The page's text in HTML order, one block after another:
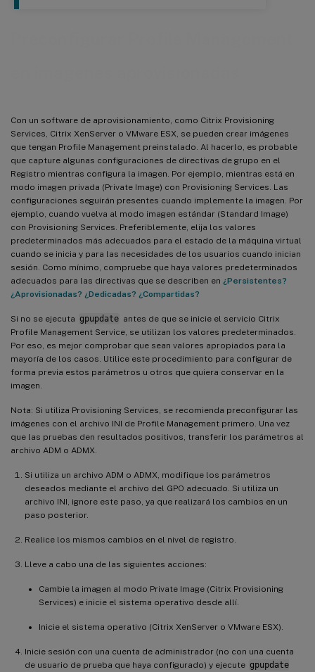
Con un software de aprovisionamiento, como Citrix Provisioning
Services, Citrix XenServer o VMware ESX, se pueden crear imágenes
que tengan Profile Management preinstalado. Al hacerlo, es probable
que capture algunas configuraciones de directivas de grupo en el
Registro mientras configura la imagen. Por ejemplo, mientras está en
modo imagen privada (Private Image) con Provisioning Services. Las
configuraciones seguirán presentes cuando implemente la imagen. Por
ejemplo, cuando vuelva al modo imagen estándar (Standard Image)
con Provisioning Services. Preferiblemente, elija los valores
predeterminados más adecuados para el estado de la máquina virtual
cuando se inicia y para las necesidades de los usuarios cuando inician
sesión. Como mínimo, compruebe que haya valores predeterminados
adecuados para las directivas que se describen en ¿Persistentes?
¿Aprovisionadas? ¿Dedicadas? ¿Compartidas?
Si no se ejecuta gpupdate antes de que se inicie el servicio Citrix
Profile Management Service, se utilizan los valores predeterminados.
Por eso, es mejor comprobar que sean valores apropiados para la
mayoría de los casos. Utilice este procedimiento para configurar de
forma previa estos parámetros u otros que quiera conservar en la
imagen.
Nota: Si utiliza Provisioning Services, se recomienda preconfigurar las
imágenes con el archivo INI de Profile Management primero. Una vez
que las pruebas den resultados positivos, transferir los parámetros al
archivo ADM o ADMX.
Si utiliza un archivo ADM o ADMX, modifique los parámetros
deseados mediante el archivo del GPO adecuado. Si utiliza un
archivo INI, ignore este paso, ya que realizará los cambios en un
paso posterior.
Realice los mismos cambios en el nivel de registro.
Lleve a cabo una de las siguientes acciones:
Cambie la imagen al modo Private Image (Citrix Provisioning
Services) e inicie el sistema operativo desde allí.
Inicie el sistema operativo (Citrix XenServer o VMware ESX).
Inicie sesión con una cuenta de administrador (no con una cuenta
de usuario de prueba que haya configurado) y ejecute gpupdate